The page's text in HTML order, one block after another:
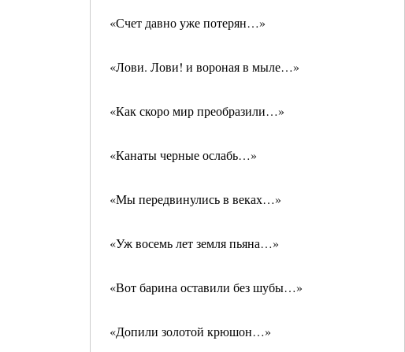
«Счет давно уже потерян…»
«Лови. Лови! и вороная в мыле…»
«Как скоро мир преобразили…»
«Канаты черные ослабь…»
«Мы передвинулись в веках…»
«Уж восемь лет земля пьяна…»
«Вот барина оставили без шубы…»
«Допили золотой крюшон…»